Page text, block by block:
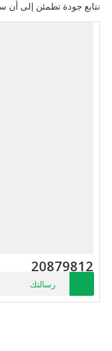
نتابع جودة تطمئن إلى
20879812
رسالتك